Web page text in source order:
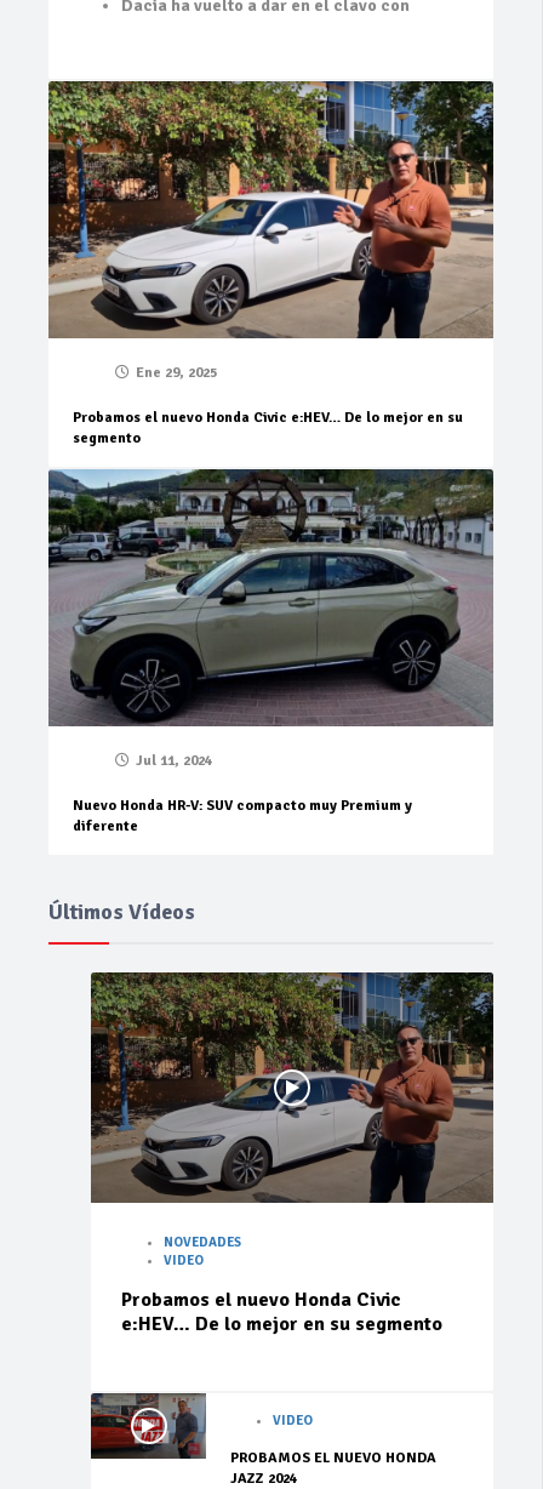
Dacia ha vuelto a dar en el clavo con
Ene 29, 2025
Probamos el nuevo Honda Civic e:HEV… De lo mejor en su
segmento
Jul 11, 2024
Nuevo Honda HR-V: SUV compacto muy Premium y
diferente
Últimos Vídeos
NOVEDADES
VIDEO
Probamos el nuevo Honda Civic
e:HEV… De lo mejor en su segmento
VIDEO
PROBAMOS EL NUEVO HONDA
JAZZ 2024